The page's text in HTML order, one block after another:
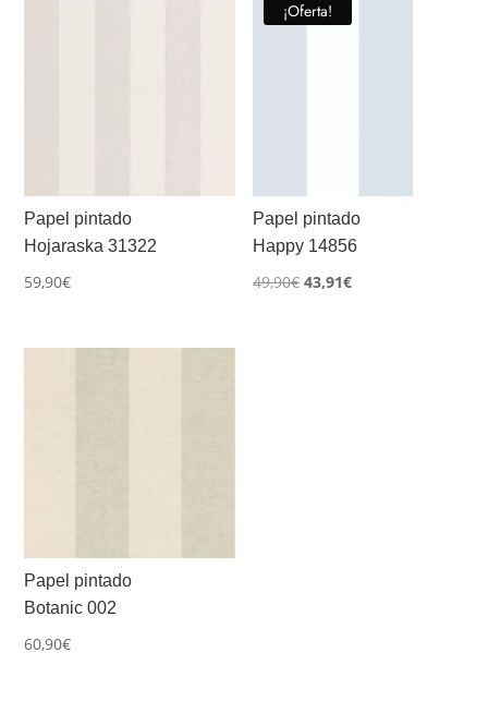
Papel pintado
Hojaraska 31322
59,90€
¡Oferta!
Papel pintado
Happy 14856
49,90€ El
43,91€El
Papel pintado
Botanic 002
60,90€